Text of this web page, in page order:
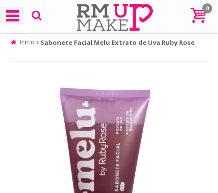
0
Início Sabonete Facial Melu Extrato de Uva Ruby Rose